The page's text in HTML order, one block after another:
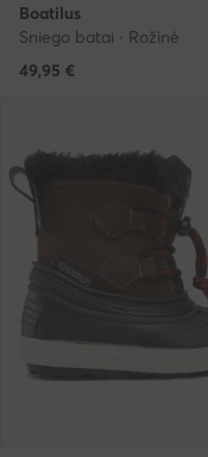
Boatilus
Sniego batai · Rožinė
49,95 €